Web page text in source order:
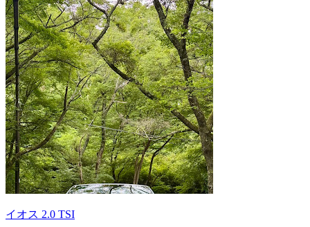
イオス 2.0 TSI